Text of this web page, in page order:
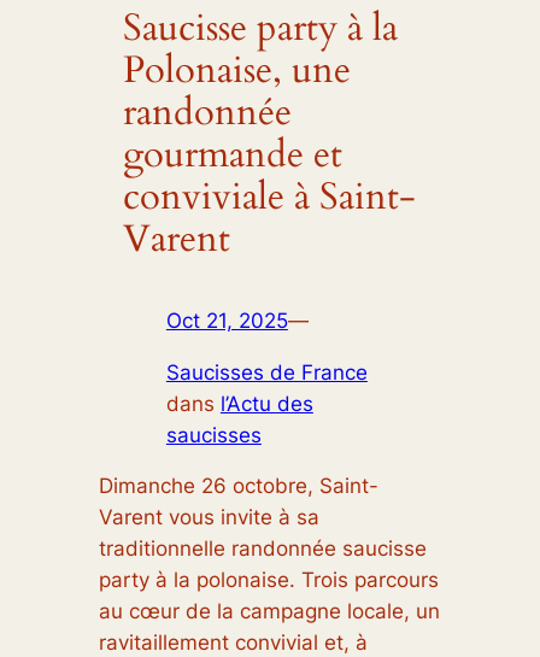
Saucisse party à la
Polonaise, une
randonnée
gourmande et
conviviale à Saint-
Varent
Oct 21, 2025—
Saucisses de France
dans l’Actu des
saucisses
Dimanche 26 octobre, Saint-
Varent vous invite à sa
traditionnelle randonnée saucisse
party à la polonaise. Trois parcours
au cœur de la campagne locale, un
ravitaillement convivial et, à